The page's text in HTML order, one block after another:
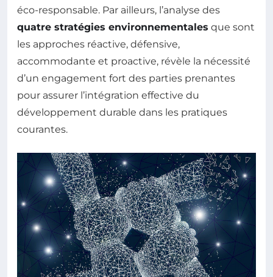
éco-responsable. Par ailleurs, l’analyse des
quatre stratégies environnementales que sont
les approches réactive, défensive,
accommodante et proactive, révèle la nécessité
d’un engagement fort des parties prenantes
pour assurer l’intégration effective du
développement durable dans les pratiques
courantes.